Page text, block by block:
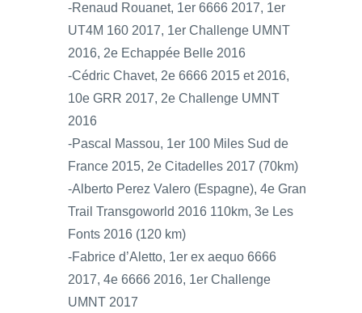
-Renaud Rouanet, 1er 6666 2017, 1er
UT4M 160 2017, 1er Challenge UMNT
2016, 2e Echappée Belle 2016
-Cédric Chavet, 2e 6666 2015 et 2016,
10e GRR 2017, 2e Challenge UMNT
2016
-Pascal Massou, 1er 100 Miles Sud de
France 2015, 2e Citadelles 2017 (70km)
-Alberto Perez Valero (Espagne), 4e Gran
Trail Transgoworld 2016 110km, 3e Les
Fonts 2016 (120 km)
-Fabrice d’Aletto, 1er ex aequo 6666
2017, 4e 6666 2016, 1er Challenge
UMNT 2017